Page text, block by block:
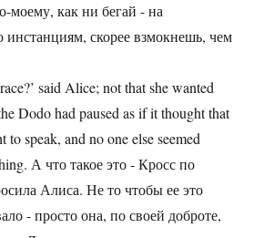
моему, как ни бегай - на
скорее взмокнешь, чем
said Alice; not that she wanted
Dodo had paused as if it thought that
speak, and no one else seemed
А что такое это - Кросс по
Алиса. Не то чтобы ее это
- просто она, по своей доброте,